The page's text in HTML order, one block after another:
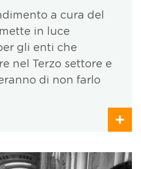
a cura del
in luce
gli enti che
nel Terzo settore e
di non farlo